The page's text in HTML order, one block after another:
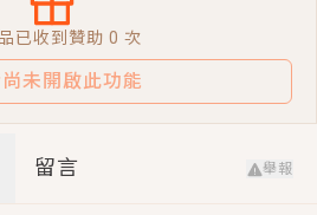
留言 舉報
已收到贊助 0 次
未開啟此功能